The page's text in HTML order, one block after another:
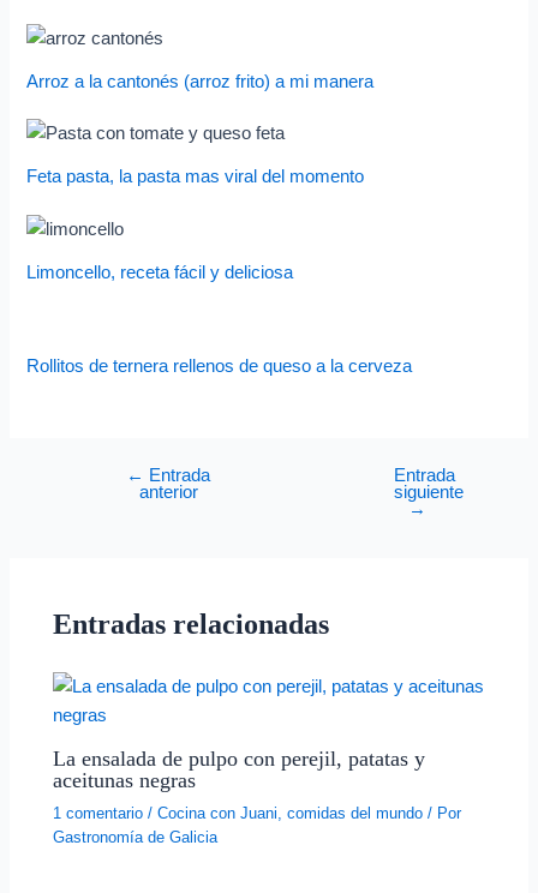
Arroz a la cantonés (arroz frito) a mi manera
Feta pasta, la pasta mas viral del momento
Limoncello, receta fácil y deliciosa
Rollitos de ternera rellenos de queso a la cerveza
← Entrada
anterior
Entrada
siguiente
→
Entradas relacionadas
La ensalada de pulpo con perejil, patatas y
aceitunas negras
1 comentario /Cocina con Juani,comidas del mundo / Por
Gastronomía de Galicia